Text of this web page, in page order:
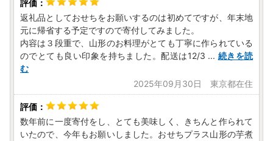
info.kamifull@kaminoyama-spa.com
返礼品としておせちをお願いするのは初めてですが、年末地
元に帰省する予定ですので寄付してみました。
内容は３段重で、山形のお料理がとても丁寧に作られている
のでとても良い印象を持ちました。配送は12/3 ... 続きを読
む
2025年09月30日 東京都在住
数年前に一度寄付をし、とても美味しく、きちんと作られて
いたので、今年もお願いしました。おせちプラス山形の芋煮